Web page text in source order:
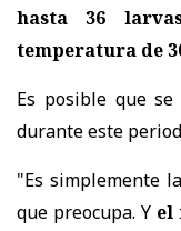
hasta 36
temperatura de
Es posible que
durante este
"Es simplemente
que preocupa. Y el